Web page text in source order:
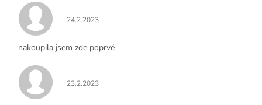
Hodnocení obchodu je 5 z 5 hvězdiček.
24.2.2023
nakoupila jsem zde poprvé
Hodnocení obchodu je 5 z 5 hvězdiček.
23.2.2023